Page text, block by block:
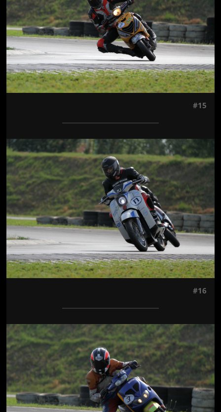
#15
Jön még kép!
#16
Jön még kép!